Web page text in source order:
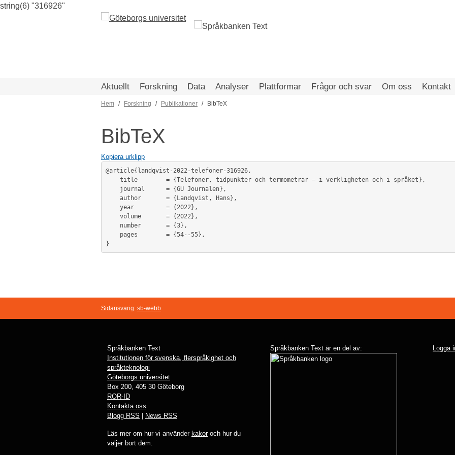
string(6) "316926"
Aktuellt Forskning Data Analyser Plattformar Frågor och svar Om oss Kontakt
Länkstig
Hem Forskning Publikationer BibTeX
BibTeX
Kopiera urklipp
@article{landqvist-2022-telefoner-316926,
Sidansvarig: sb-webb
Språkbanken Text
Institutionen för svenska, flerspråkighet och
språkteknologi
Göteborgs universitet
Box 200, 405 30 Göteborg
ROR-ID
Kontakta oss
Blogg RSS
News RSS
Läs mer om hur vi använder kakoroch hur du
väljer bort dem.
Språkbanken Text är en del av: Logga